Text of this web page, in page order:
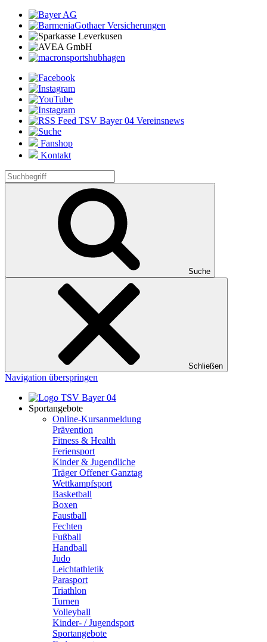
Fanshop
Kontakt
Suche
Schließen
Navigation überspringen
Sportangebote
Online-Kursanmeldung
Prävention
Fitness & Health
Feriensport
Kinder & Jugendliche
Träger Offener Ganztag
Wettkampfsport
Basketball
Boxen
Faustball
Fechten
Fußball
Handball
Judo
Leichtathletik
Parasport
Triathlon
Turnen
Volleyball
Kinder- / Jugendsport
Sportangebote